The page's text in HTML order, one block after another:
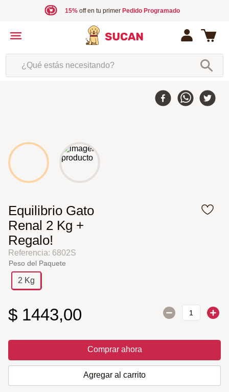
15%off en tu primer Pedido Programado
¿Qué estás necesitando?
Equilibrio Gato
Renal 2 Kg +
Regalo!
Referencia: 6802S
Peso del Paquete
2 Kg
$ 1443,00
Comprar ahora
Agregar al carrito